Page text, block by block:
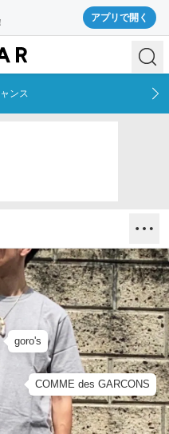
アプリで開く
ンス
COMME des GARCONS
goro's